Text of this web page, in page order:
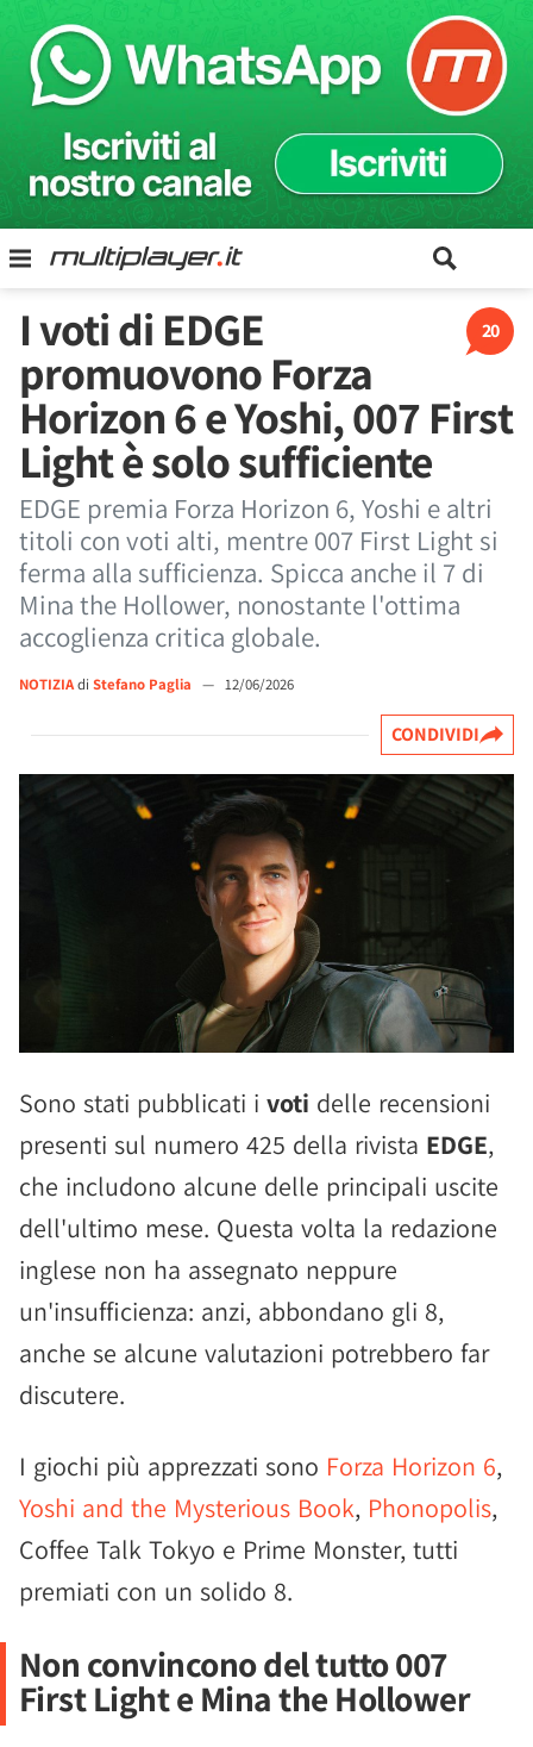
20
I voti di EDGE
promuovono Forza
Horizon 6 e Yoshi, 007 First
Light è solo sufficiente
EDGE premia Forza Horizon 6, Yoshi e altri
titoli con voti alti, mentre 007 First Light si
ferma alla sufficienza. Spicca anche il 7 di
Mina the Hollower, nonostante l'ottima
accoglienza critica globale.
NOTIZIAdi Stefano Paglia — 12/06/2026
CONDIVIDI
Sono stati pubblicati i voti delle recensioni
presenti sul numero 425 della rivista EDGE,
che includono alcune delle principali uscite
dell'ultimo mese. Questa volta la redazione
inglese non ha assegnato neppure
un'insufficienza: anzi, abbondano gli 8,
anche se alcune valutazioni potrebbero far
discutere.
I giochi più apprezzati sono Forza Horizon 6,
Yoshi and the Mysterious Book, Phonopolis,
Coffee Talk Tokyo e Prime Monster, tutti
premiati con un solido 8.
Non convincono del tutto 007
First Light e Mina the Hollower